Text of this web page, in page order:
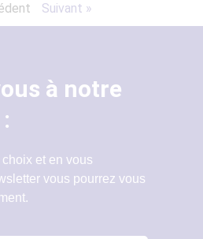
Suivant »
à notre
et en vous
vous pourrez vous